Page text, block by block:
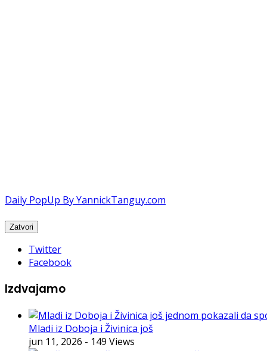
Daily PopUp By YannickTanguy.com
Twitter
Facebook
Izdvajamo
Mladi iz Doboja i Živinica još
jun 11, 2026 - 149 Views